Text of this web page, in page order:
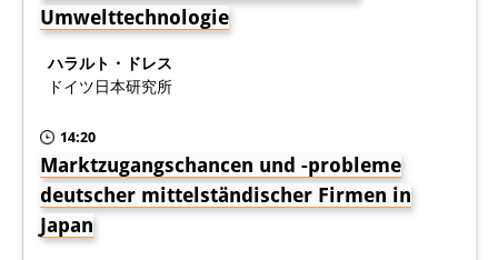
図書室
開館時間：月曜日～金曜日 午前10
休館日： 土曜日、日曜日、祝日、
復活祭、クリスマス、年末年始
案内
Umwelttechnologie
ハラルト・ドレス
ドイツ日本研究所
14:20
Marktzugangschancen und -probleme
deutscher mittelständischer Firmen in
Japan